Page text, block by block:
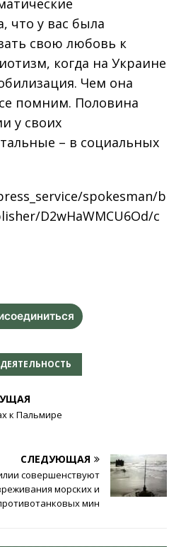
что у вас была
свою любовь к
когда на Украине
Чем она
помним. Половина
у своих
– в социальных
spokesman/b
D2wHaWMCU6Od/c
к Пальмире
СЛЕДУЮЩАЯ
совершенствуют
морских и
мин